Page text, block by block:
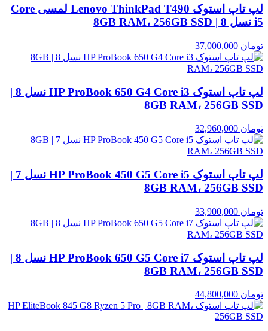
لپ تاپ استوک Lenovo ThinkPad T490 لمسی Core
i5 نسل 8 | 8GB RAM، 256GB SSD
تومان
لپ تاپ استوک HP ProBook 650 G4 Core i3 نسل 8 |
8GB RAM، 256GB SSD
تومان
لپ تاپ استوک HP ProBook 450 G5 Core i5 نسل 7 |
8GB RAM، 256GB SSD
تومان
لپ تاپ استوک HP ProBook 650 G5 Core i7 نسل 8 |
8GB RAM، 256GB SSD
تومان